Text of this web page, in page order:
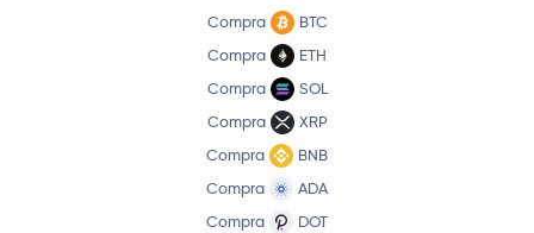
Compra
BTC
Compra
ETH
Compra
SOL
Compra
XRP
Compra
BNB
Compra
ADA
Compra
DOT